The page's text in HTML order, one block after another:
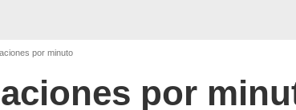
por minuto
por